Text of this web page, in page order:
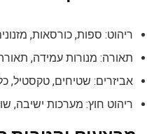
ריהוט: ספות, כורסאות,
תאורה: מנורות עמידה,
אביזרים: שטיחים, טקסטיל,
ריהוט חוץ: מערכות ישיבה,